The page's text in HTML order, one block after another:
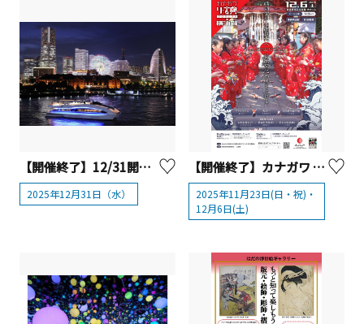
【開催終了】12/31開催 2025 New Years Eve Night Cruise【横浜市】
2025年12月31日（水）
【開催終了】カナガワ リ・古典プロジェクト in 横須賀
2025年11月23日(日・祝)・
12月6日(土)